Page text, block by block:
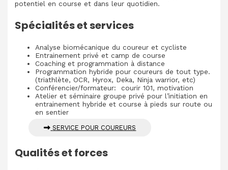
potentiel en course et dans leur quotidien.
Spécialités et services
Analyse biomécanique du coureur et cycliste
Entrainement privé et camp de course
Coaching et programmation à distance
Programmation hybride pour coureurs de tout type.
(triathlète, OCR, Hyrox, Deka, Ninja warrior, etc)
Conférencier/formateur: courir 101, motivation
Atelier et séminaire groupe privé pour l’initiation en
entrainement hybride et course à pieds sur route ou
en sentier
SERVICE POUR COUREURS
Qualités et forces